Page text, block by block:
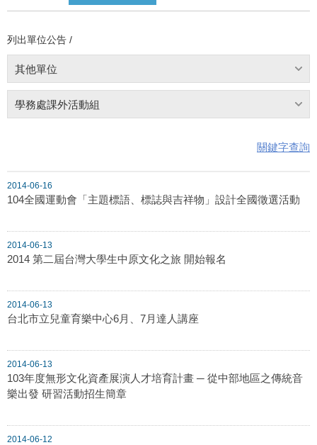
列出單位公告 /
其他單位
學務處課外活動組
關鍵字查詢
2014-06-16
104全國運動會「主題標語、標誌與吉祥物」設計全國徵選活動
2014-06-13
2014 第二屆台灣大學生中原文化之旅 開始報名
2014-06-13
台北市立兒童育樂中心6月、7月達人講座
2014-06-13
103年度無形文化資產展演人才培育計畫 ─ 從中部地區之傳統音
樂出發 研習活動招生簡章
2014-06-12